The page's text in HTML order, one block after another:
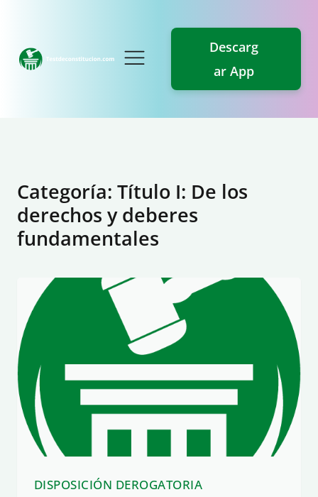
Descarg
ar App
Categoría: Título I: De los
derechos y deberes
fundamentales
DISPOSICIÓN DEROGATORIA